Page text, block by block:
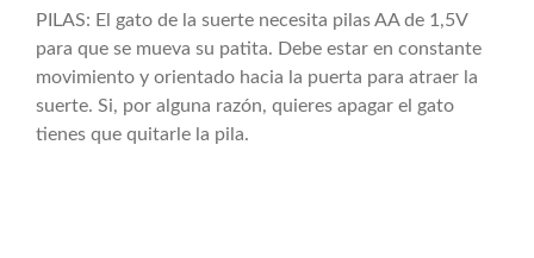
PILAS: El gato de la suerte necesita pilas AA de 1,5V
para que se mueva su patita. Debe estar en constante
movimiento y orientado hacia la puerta para atraer la
suerte. Si, por alguna razón, quieres apagar el gato
tienes que quitarle la pila.